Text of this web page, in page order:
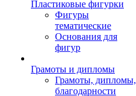
Пластиковые фигурки
Фигуры
тематические
Основания для
фигур
Грамоты и дипломы
Грамоты, дипломы,
благодарности